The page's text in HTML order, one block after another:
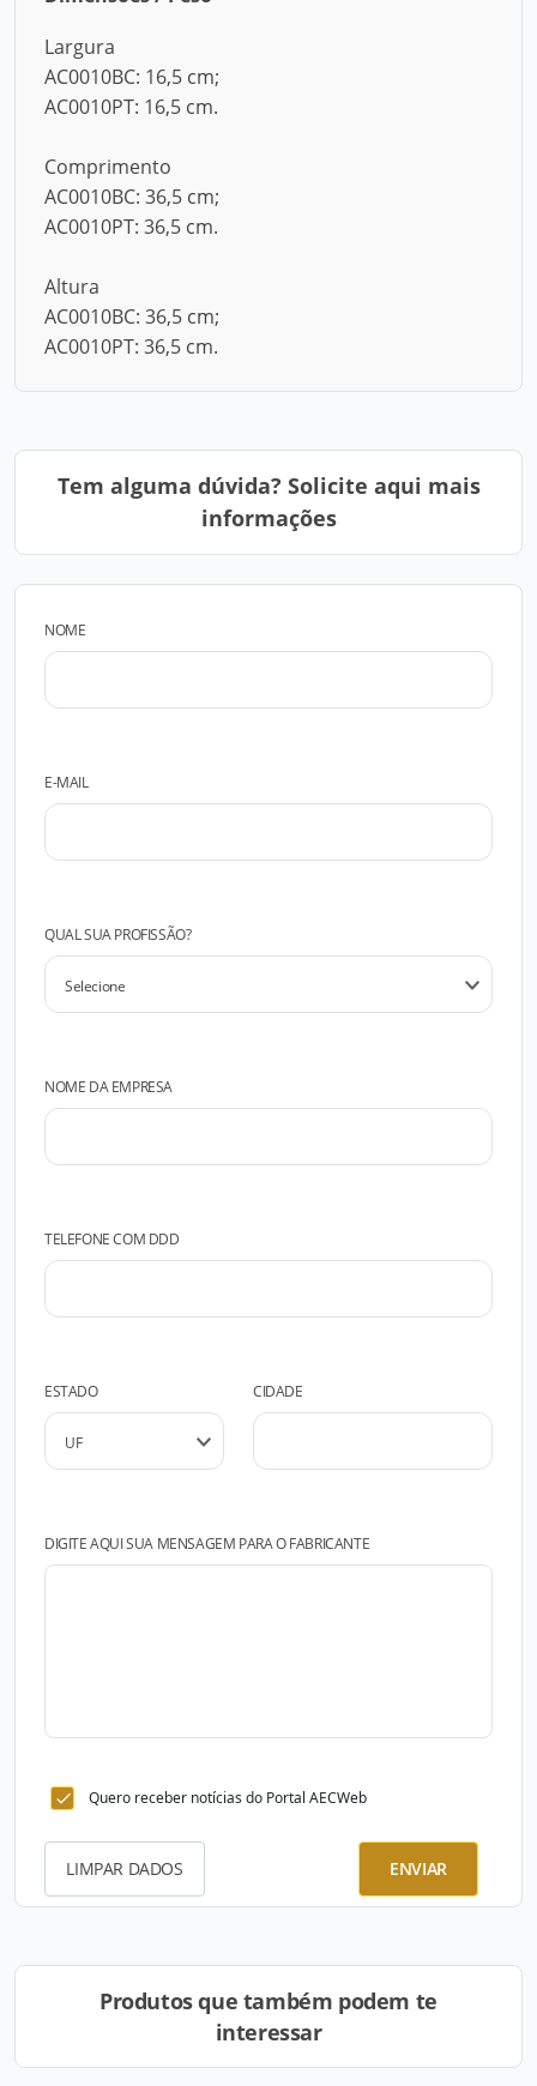
Largura
AC0010BC: 16,5 cm;
AC0010PT: 16,5 cm.
Comprimento
AC0010BC: 36,5 cm;
AC0010PT: 36,5 cm.
Altura
AC0010BC: 36,5 cm;
AC0010PT: 36,5 cm.
Tem alguma dúvida? Solicite aqui mais
informações
NOME
E-MAIL
QUAL SUA PROFISSÃO?
NOME DA EMPRESA
TELEFONE COM DDD
ESTADO CIDADE
DIGITE AQUI SUA MENSAGEM PARA O FABRICANTE
Quero receber notícias do Portal AECWeb
LIMPAR DADOS ENVIAR
Produtos que também podem te
interessar